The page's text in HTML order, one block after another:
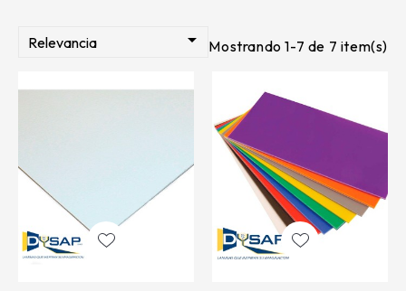
Relevancia  Mostrando 1-7 de 7 item(s)